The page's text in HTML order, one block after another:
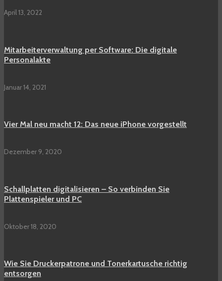
April 13, 2022
Mitarbeiterverwaltung per Software: Die digitale
Personalakte
Januar 14, 2021
Vier Mal neu macht 12: Das neue iPhone vorgestellt
Dezember 9, 2020
Schallplatten digitalisieren – So verbinden Sie
Plattenspieler und PC
Oktober 18, 2020
Wie Sie Druckerpatrone und Tonerkartusche richtig
entsorgen